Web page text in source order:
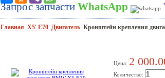
Запрос запчасти WhatsApp
Главная X5′ E70 Двигатель Кронштейн крепления
Цена: 2
Количество: